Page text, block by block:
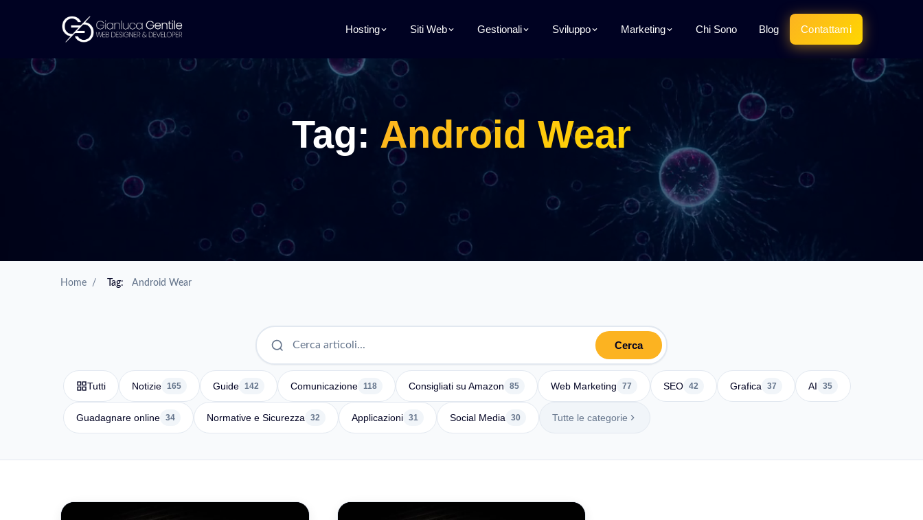
Hosting Siti Web Gestionali Sviluppo Marketing Chi Sono Blog Contattami
Tag: Android Wear
Home / Tag: Android Wear
Cerca
Tutti Notizie 165 Guide 142 Comunicazione 118 Consigliati su Amazon 85 Web Marketing 77 SEO 42 Grafica 37 AI 35
Guadagnare online 34 Normative e Sicurezza 32 Applicazioni 31 Social Media 30 Tutte le categorie